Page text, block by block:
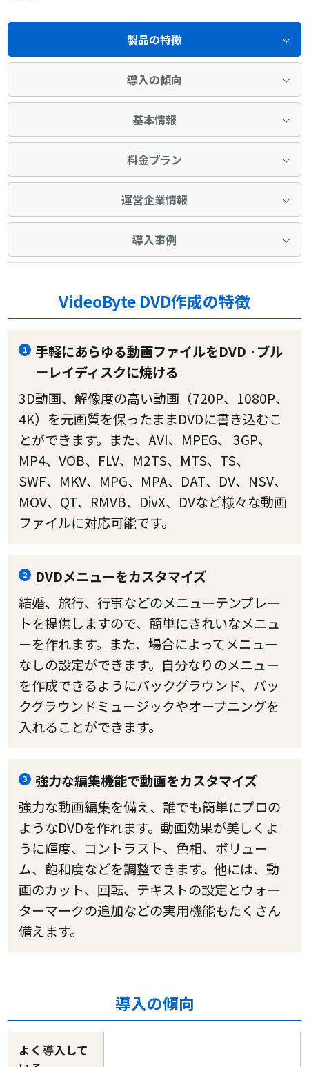
製品の特徴
導入の傾向
基本情報
料金プラン
運営企業情報
導入事例
VideoByte DVD作成の特徴
1
手軽にあらゆる動画ファイルをDVD ·ブル
ーレイディスクに焼ける
3D動画、解像度の高い動画（720P、1080P、
4K）を元画質を保ったままDVDに書き込むこ
とができます。また、AVI、MPEG、 3GP、
MP4、VOB、FLV、M2TS、MTS、TS、
SWF、MKV、MPG、MPA、DAT、DV、NSV、
MOV、QT、RMVB、DivX、DVなど様々な動画
ファイルに対応可能です。
2
DVDメニューをカスタマイズ
結婚、旅行、行事などのメニューテンプレー
トを提供しますので、簡単にきれいなメニュ
ーを作れます。また、場合によってメニュー
なしの設定ができます。自分なりのメニュー
を作成できるようにバックグラウンド、バッ
クグラウンドミュージックやオープニングを
入れることができます。
3
強力な編集機能で動画をカスタマイズ
強力な動画編集を備え、誰でも簡単にプロの
ようなDVDを作れます。動画効果が美しくよ
うに輝度、コントラスト、色相、ボリュー
ム、飽和度などを調整できます。他には、動
画のカット、回転、テキストの設定とウォー
ターマークの追加などの実用機能もたくさん
備えます。
導入の傾向
よく導入して